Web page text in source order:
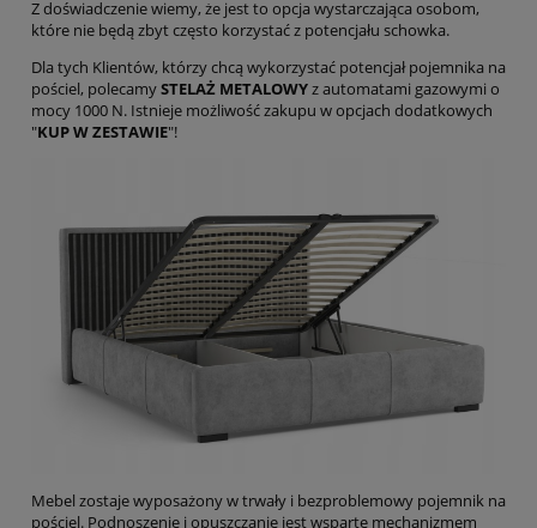
Z doświadczenie wiemy, że jest to opcja wystarczająca osobom,
które nie będą zbyt często korzystać z potencjału schowka.
Dla tych Klientów, którzy chcą wykorzystać potencjał pojemnika na
pościel, polecamySTELAŻ METALOWYz automatami gazowymi o
mocy 1000 N. Istnieje możliwość zakupu w opcjach dodatkowych
"KUP W ZESTAWIE"!
Mebel zostaje wyposażony w trwały i bezproblemowy pojemnik na
pościel. Podnoszenie i opuszczanie jest wsparte mechanizmem